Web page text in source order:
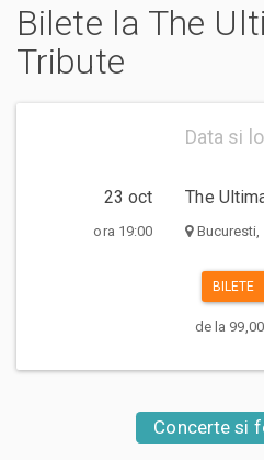
Bilete la The
Tribute
Data si
23 oct
ora 19:00
The
Bucuresti,
BILETE
de la
Concerte si